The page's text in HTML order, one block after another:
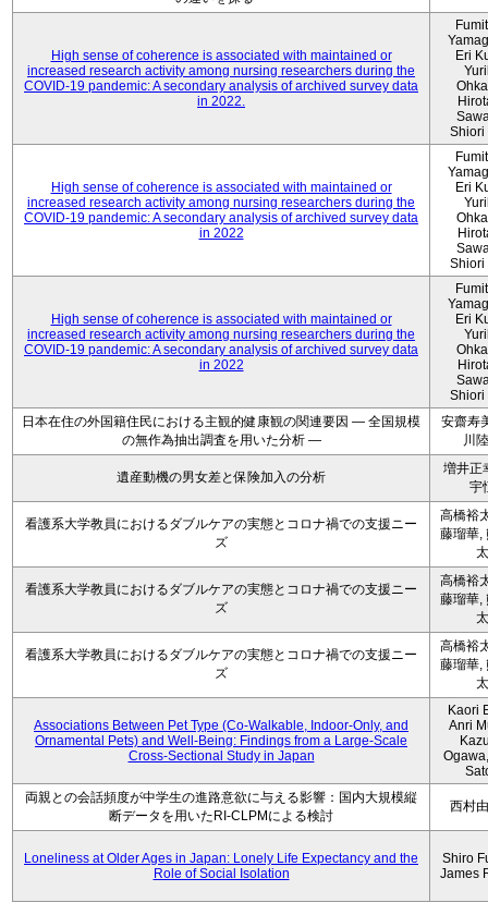
High sense of coherence is associated with maintained or
increased research activity among nursing researchers during the
COVID-19 pandemic: A secondary analysis of archived survey data
in 2022.
Eri
Shiori
High sense of coherence is associated with maintained or
increased research activity among nursing researchers during the
COVID-19 pandemic: A secondary analysis of archived survey data
in 2022
Eri
Shiori
High sense of coherence is associated with maintained or
increased research activity among nursing researchers during the
COVID-19 pandemic: A secondary analysis of archived survey data
in 2022
Eri
Shiori
日本在住の外国籍住民における主観的健康観の関連要因 ― 全国規模
の無作為抽出調査を用いた分析 ―
安齋寿
川
遺産動機の男女差と保険加入の分析
増井正
宇
看護系大学教員におけるダブルケアの実態とコロナ禍での支援ニー
ズ
高橋裕
藤瑠華,
太
看護系大学教員におけるダブルケアの実態とコロナ禍での支援ニー
ズ
高橋裕
藤瑠華,
太
看護系大学教員におけるダブルケアの実態とコロナ禍での支援ニー
ズ
高橋裕
藤瑠華,
太
Associations Between Pet Type (Co-Walkable, Indoor-Only, and
Ornamental Pets) and Well-Being: Findings from a Large-Scale
Cross-Sectional Study in Japan
Kaori
Anri
両親との会話頻度が中学生の進路意欲に与える影響：国内大規模縦
断データを用いたRI-CLPMによる検討
西村
Loneliness at Older Ages in Japan: Lonely Life Expectancy and the
Role of Social Isolation
Shiro
James